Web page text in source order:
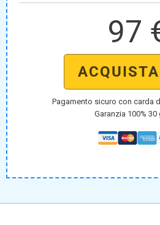
97
Pagamento sicuro con carda
Garanzia 100% 30